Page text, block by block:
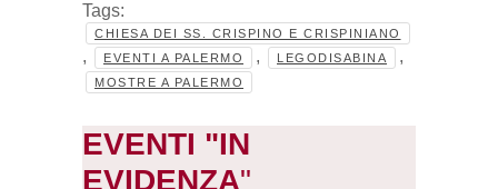
Tags:
CHIESA DEI SS. CRISPINO E CRISPINIANO
, EVENTI A PALERMO , LEGODISABINA ,
MOSTRE A PALERMO
EVENTI "IN
EVIDENZA"